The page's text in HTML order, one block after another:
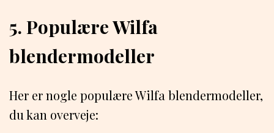
5. Populære Wilfa
blendermodeller
Her er nogle populære Wilfa blendermodeller,
du kan overveje: